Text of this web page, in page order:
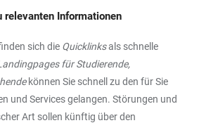
Informationen
sich die Quicklinksals schnelle
für Studierende,
können Sie schnell zu den für Sie
und Services gelangen. Störungen und
Art sollen künftig über den